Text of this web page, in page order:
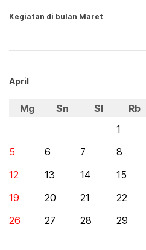
Kegiatan di bulan Maret
April
Mg Sn Sl Rb
1
5
6 7 8
12
13 14 15
19
20 21 22
26
27 28 29